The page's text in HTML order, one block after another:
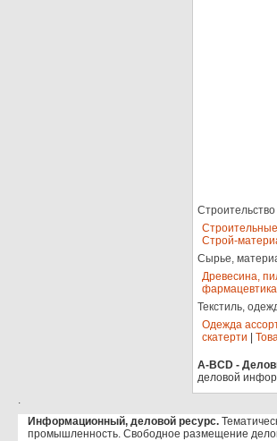
Строительство
Строй-
Сырье,
Древесина,
фармацевтика
Текстиль,
Одежда
скатерти
A-BCD -
деловой
.
Информационный, деловой ресурс.
промышленность. Свободное размещение